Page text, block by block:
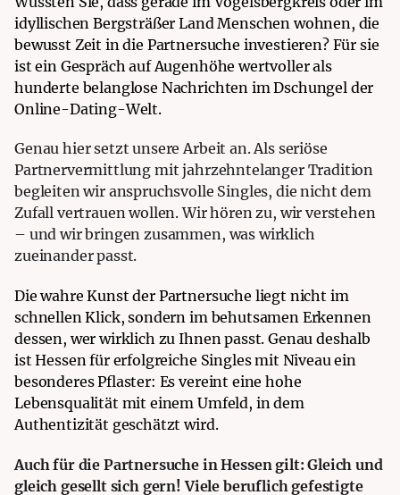
idyllischen Bergsträßer Land Menschen wohnen, die
bewusst Zeit in die Partnersuche investieren? Für sie
ist ein Gespräch auf Augenhöhe wertvoller als
hunderte belanglose Nachrichten im Dschungel der
Online-Dating-Welt.
Genau hier setzt unsere Arbeit an. Als seriöse
Partnervermittlung mit jahrzehntelanger Tradition
begleiten wir anspruchsvolle Singles, die nicht dem
Zufall vertrauen wollen. Wir hören zu, wir verstehen
– und wir bringen zusammen, was wirklich
zueinander passt.
Die wahre Kunst der Partnersuche liegt nicht im
schnellen Klick, sondern im behutsamen Erkennen
dessen, wer wirklich zu Ihnen passt. Genau deshalb
ist Hessen für erfolgreiche Singles mit Niveau ein
besonderes Pflaster: Es vereint eine hohe
Lebensqualität mit einem Umfeld, in dem
Authentizität geschätzt wird.
Auch für die Partnersuche in Hessen gilt: Gleich und
gleich gesellt sich gern! Viele beruflich gefestigte